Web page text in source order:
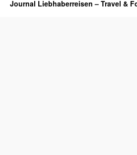
Journal Liebhaberreisen – Travel &